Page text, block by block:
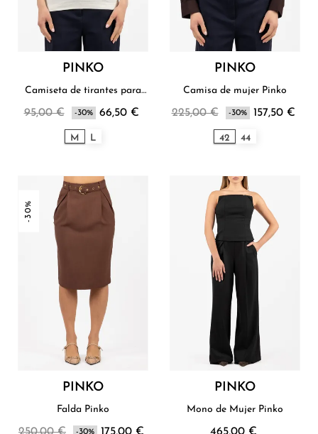
PINKO
Camiseta de tirantes para
95,00 € -30% 66,50 €
M L
PINKO
Camisa de mujer Pinko
225,00 € -30% 157,50 €
42 44
-30%
PINKO
Falda Pinko
-30%
PINKO
Mono de Mujer Pinko